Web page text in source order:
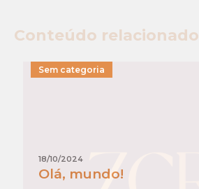
Conteúdo relacionado
Sem categoria
18/10/2024
Olá, mundo!